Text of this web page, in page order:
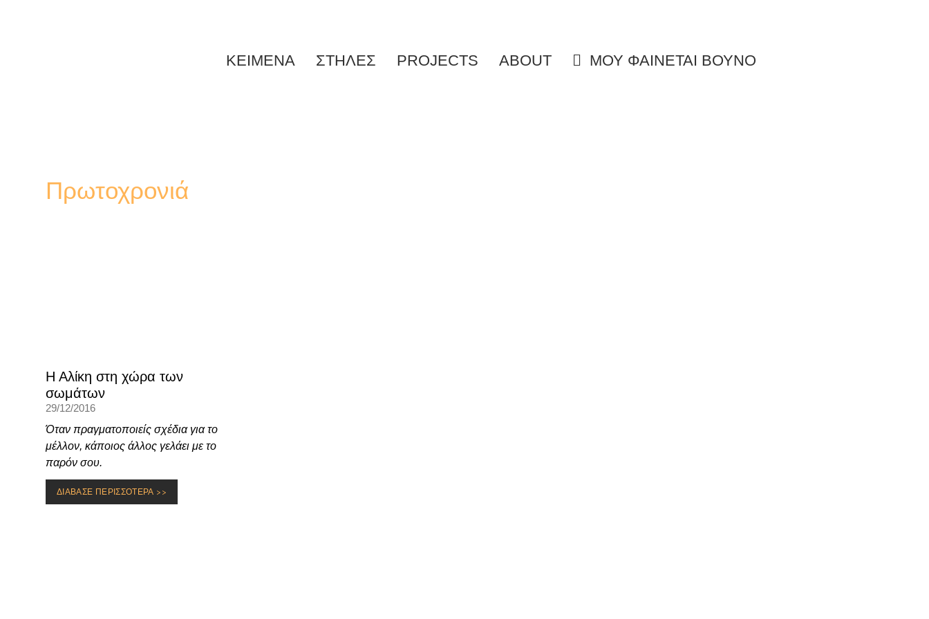
ΚΕΙΜΕΝΑ ΣΤΗΛΕΣ PROJECTS ABOUT ΜΟΥ ΦΑΙΝΕΤΑΙ ΒΟΥΝΟ
Πρωτοχρονιά
Η Αλίκη στη χώρα των
σωμάτων
29/12/2016
Όταν πραγματοποιείς σχέδια για το
μέλλον, κάποιος άλλος γελάει με το
παρόν σου.
ΔΙΑΒΑΣΕ ΠΕΡΙΣΣΟΤΕΡΑ >>